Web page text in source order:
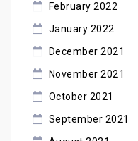
February 2022
January 2022
December 2021
November 2021
October 2021
September 2021